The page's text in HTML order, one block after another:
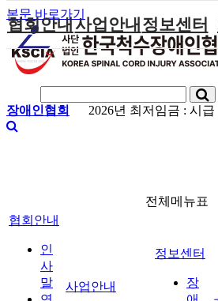
본문 바로가기
2026년 최저임금 : 시급
장애인협회
협회안내
인사말
연혁
비전
사업안내
단체지원사업
척수장애인재
활지원센터
정보센터
장애계소식
자료실
협회자료실
전체메뉴표
협회안내
인
사
말
사업안내
정보센터
장